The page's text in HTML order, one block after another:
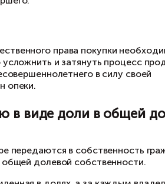
о собственнике
в действие Единого
сведения о
когда